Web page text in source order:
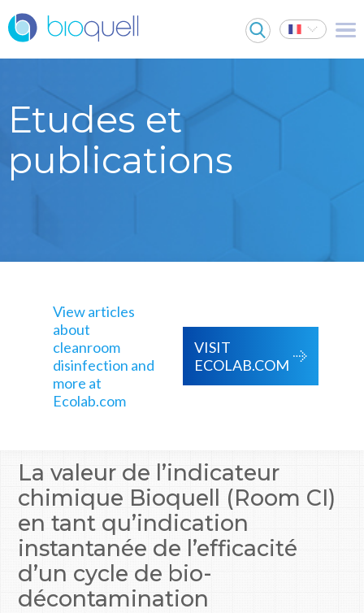
Etudes et
publications
View articles
about
cleanroom
disinfection and
more at
Ecolab.com
VISIT
ECOLAB.COM
La valeur de l’indicateur
chimique Bioquell (Room CI)
en tant qu’indication
instantanée de l’efficacité
d’un cycle de bio-
décontamination